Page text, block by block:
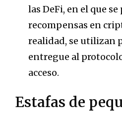
las DeFi, en el que
recompensas en
realidad, se utilizan
entregue al
acceso.
Estafas de